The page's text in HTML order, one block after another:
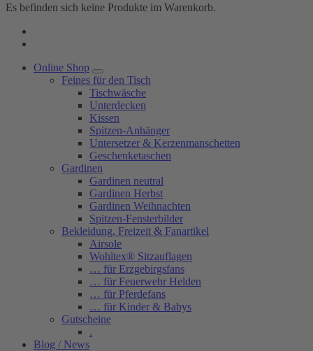
Es befinden sich keine Produkte im Warenkorb.
Online Shop
Feines für den Tisch
Tischwäsche
Unterdecken
Kissen
Spitzen-Anhänger
Untersetzer & Kerzenmanschetten
Geschenketaschen
Gardinen
Gardinen neutral
Gardinen Herbst
Gardinen Weihnachten
Spitzen-Fensterbilder
Bekleidung, Freizeit & Fanartikel
Airsole
Wohltex® Sitzauflagen
… für Erzgebirgsfans
… für Feuerwehr Helden
… für Pferdefans
… für Kinder & Babys
Gutscheine
.
Blog / News